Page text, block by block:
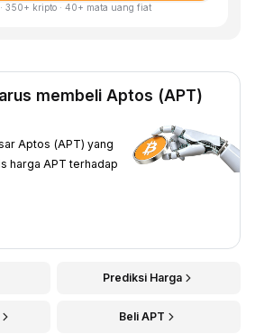
350+ kripto · 40+ mata uang fiat
membeli Aptos (APT)
Aptos (APT) yang
harga APT terhadap
Prediksi Harga
Beli APT